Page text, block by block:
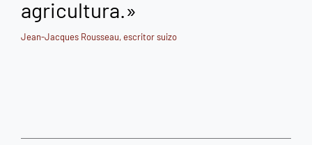
agricultura.»
Jean-Jacques Rousseau, escritor suizo